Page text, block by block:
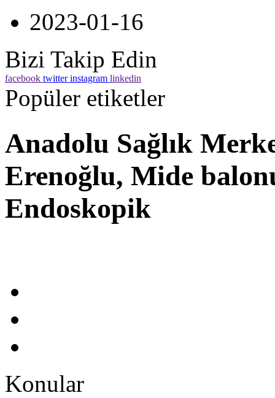
2023-01-16
Bizi Takip Edin
facebook twitter instagram linkedin
Popüler etiketler
Anadolu Sağlık
Erenoğlu, Mide
Endoskopik
Konular